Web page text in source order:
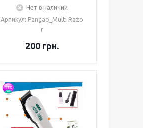
Нет в наличии
Артикул: Pangao_Multi Razo
r
200 грн.